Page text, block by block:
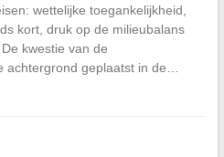
wettelijke toegankelijkheid,
kort, druk op de milieubalans
kwestie van de
achtergrond geplaatst in de…